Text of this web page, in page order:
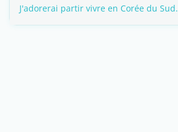
J'adorerai partir vivre en Corée du Sud.